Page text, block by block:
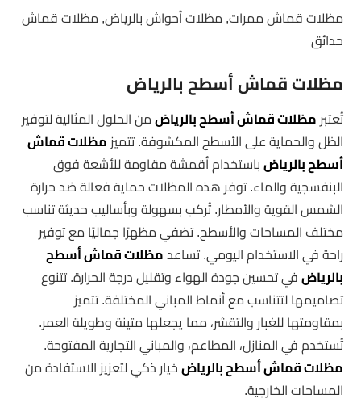
مظلات قماش ممرات, مظلات أحواش بالرياض, مظلات قماش
حدائق
مظلات قماش أسطح بالرياض
تُعتبر مظلات قماش أسطح بالرياضمن الحلول المثالية لتوفير
الظل والحماية على الأسطح المكشوفة. تتميز مظلات قماش
أسطح بالرياضباستخدام أقمشة مقاومة للأشعة فوق
البنفسجية والماء. توفر هذه المظلات حماية فعالة ضد حرارة
الشمس القوية والأمطار. تُركب بسهولة وبأساليب حديثة تناسب
مختلف المساحات والأسطح. تضفي مظهرًا جماليًا مع توفير
راحة في الاستخدام اليومي. تساعدمظلات قماش أسطح
بالرياضفي تحسين جودة الهواء وتقليل درجة الحرارة. تتنوع
تصاميمها لتتناسب مع أنماط المباني المختلفة. تتميز
بمقاومتها للغبار والتقشر، مما يجعلها متينة وطويلة العمر.
تُستخدم في المنازل، المطاعم، والمباني التجارية المفتوحة.
مظلات قماش أسطح بالرياضخيار ذكي لتعزيز الاستفادة من
المساحات الخارجية.